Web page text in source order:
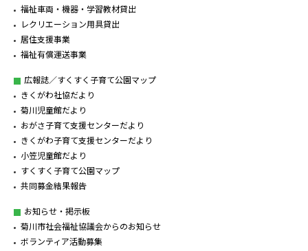
福祉車両・機器・学習教材貸出
レクリエーション用具貸出
居住支援事業
福祉有償運送事業
広報誌／すくすく子育て公園マップ
きくがわ社協だより
菊川児童館だより
おがさ子育て支援センターだより
きくがわ子育て支援センターだより
小笠児童館だより
すくすく子育て公園マップ
共同募金結果報告
お知らせ・掲示板
菊川市社会福祉協議会からのお知らせ
ボランティア活動募集